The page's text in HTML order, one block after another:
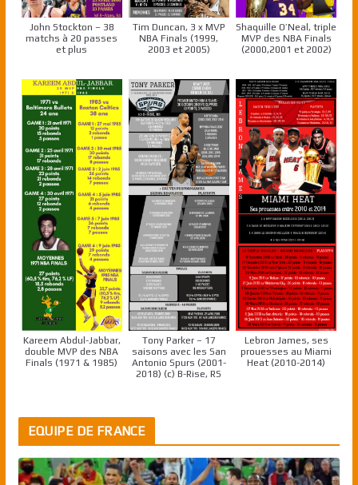
John Stockton – 38
matchs à 20 passes
et plus
Tim Duncan, 3 x MVP
NBA Finals (1999,
2003 et 2005)
Shaquille O’Neal, triple
MVP des NBA Finals
(2000,2001 et 2002)
Kareem Abdul-Jabbar,
double MVP des NBA
Finals (1971 & 1985)
Tony Parker – 17
saisons avec les San
Antonio Spurs (2001-
2018) (c) B-Rise, RS
Lebron James, ses
prouesses au Miami
Heat (2010-2014)
EQUIPE DE FRANCE